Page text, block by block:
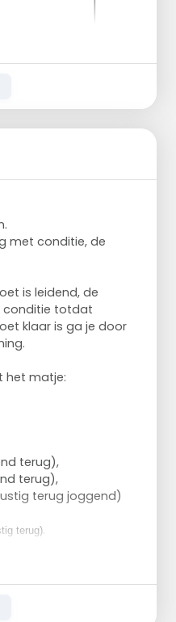
teams
aan elkaar en
kleuren
staat in het vierkant
3 kleuren welke met
worden in de
snelheid het
achteruit-vooruit-
in opvolgend vak
voorbij het eerste
voor zijn team
met conditie, de
is leidend, de
conditie totdat
klaar is ga je door
het matje:
terug),
terug),
terug joggend)
terug).